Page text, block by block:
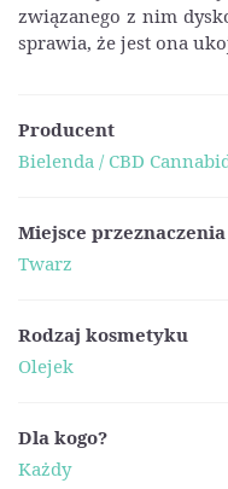
związanego z nim
sprawia, że jest ona
Producent
Bielenda / CBD
Miejsce przeznaczenia
Twarz
Rodzaj kosmetyku
Olejek
Dla kogo?
Każdy